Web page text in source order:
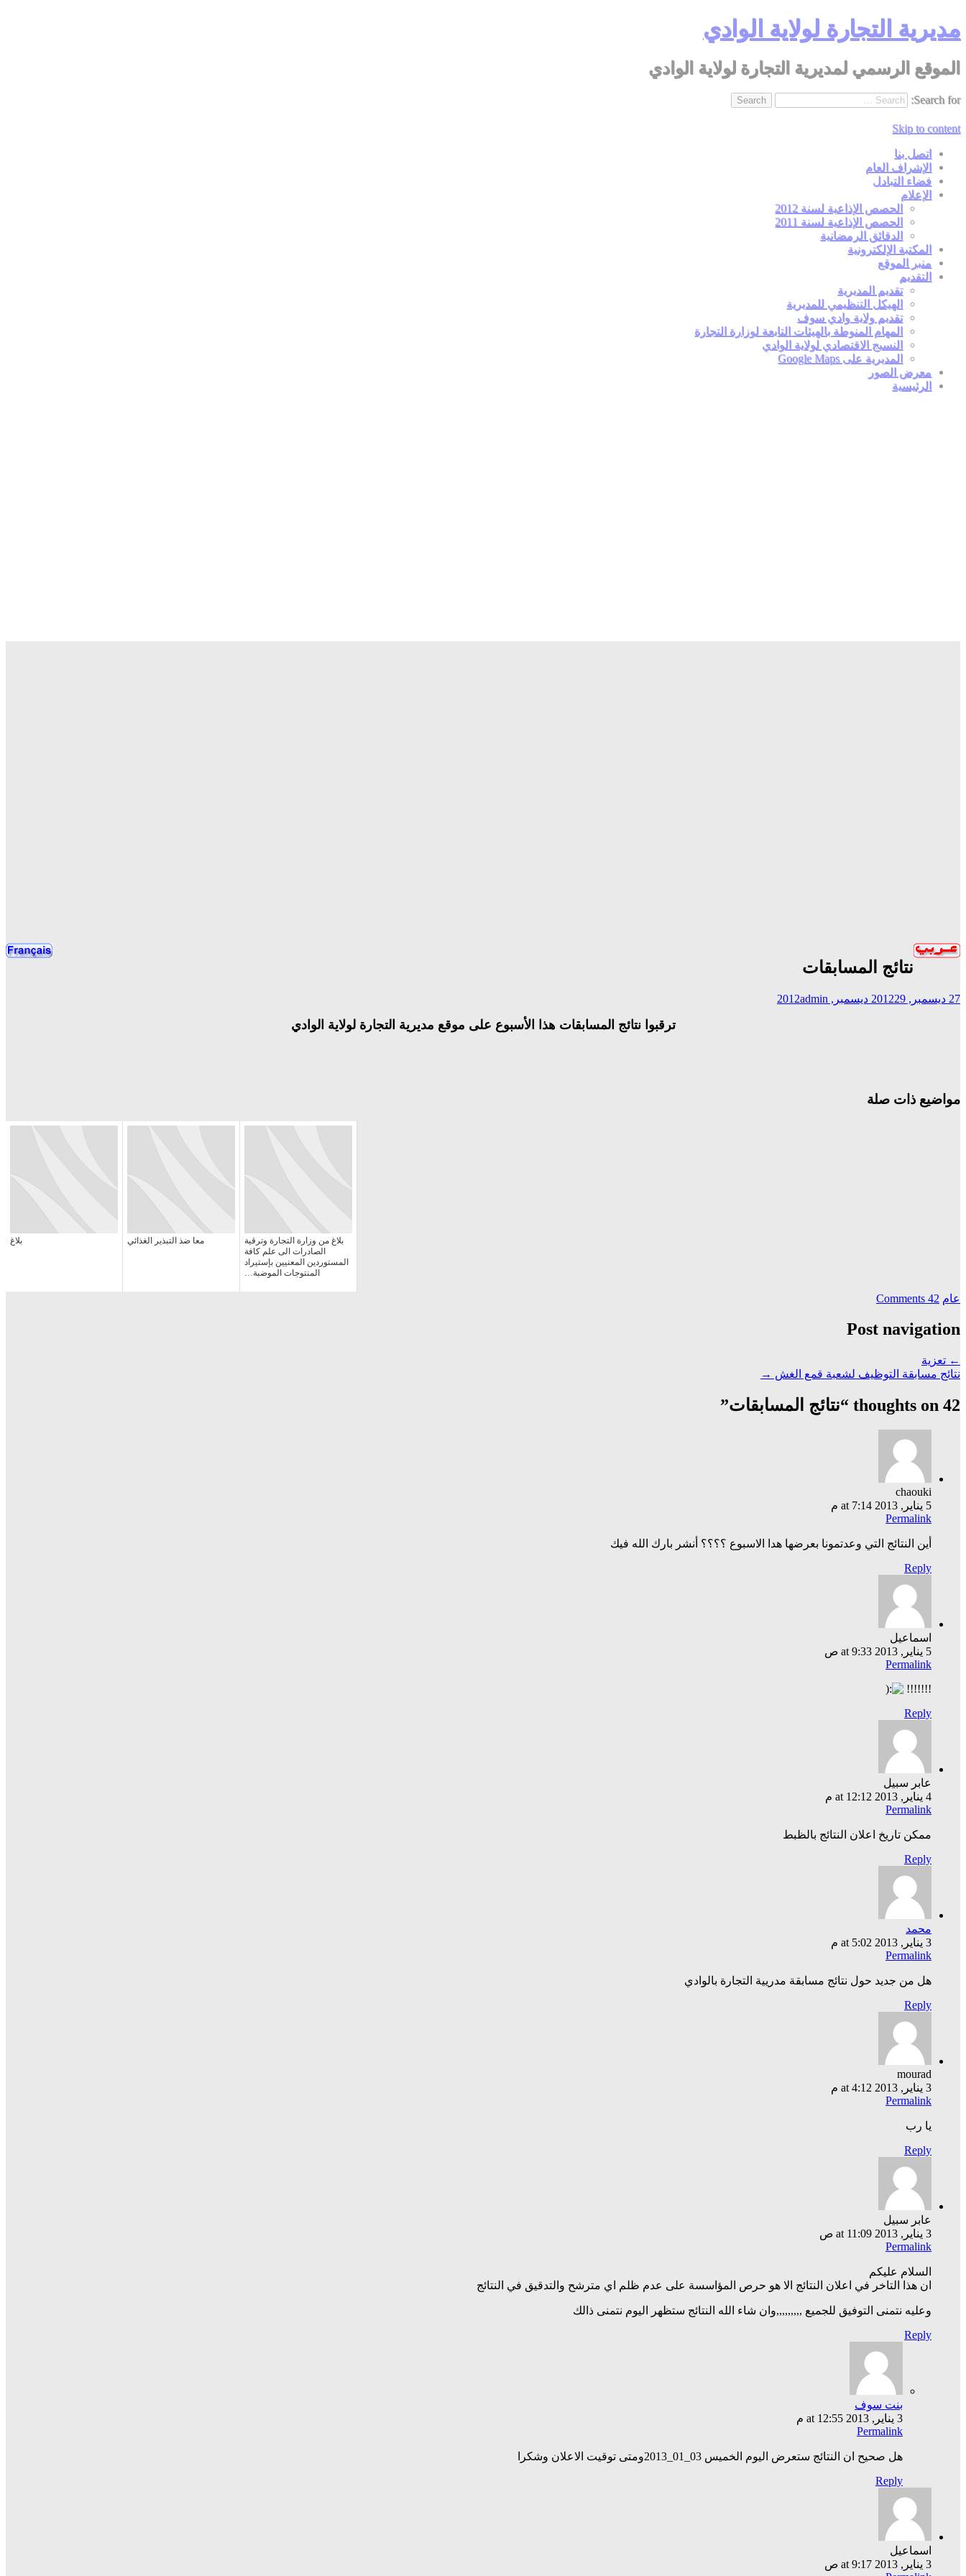
مديرية التجارة لولاية الوادي
الموقع الرسمي لمديرية التجارة لولاية الوادي
Search for:
Skip to content
اتصل بنا
الإشراف العام
فضاء التبادل
الإعلام
الحصص الإذاعية لسنة 2012
الحصص الإذاعية لسنة 2011
الدقائق الرمضانية
المكتبة الإلكترونية
منبر الموقع
التقديم
تقديم المديرية
الهيكل التنظيمي للمديرية
تقديم ولاية وادي سوف
المهام المنوطة بالهيئات التابعة لوزارة التجارة
النسيج الاقتصادي لولاية الوادي
المديرية على Google Maps
معرض الصور
الرئيسية
نتائج المسابقات
27 ديسمبر, 2012 29 ديسمبر, 2012 admin
ترقبوا نتائج المسابقات هذا الأسبوع على موقع مديرية التجارة لولاية الوادي
مواضيع ذات صلة
بلاغ معا ضذ التبذير الغذائي
بلاغ من وزارة التجارة وترقية
الصادرات الى علم كافة
المستوردين المعنيين بإستيراد
المنتوجات الموضبة…
عام 42 Comments
Post navigation
← تعزية
نتائج مسابقة التوظيف لشعبة قمع الغش →
42 thoughts on “ نتائج المسابقات”
chaouki
5 يناير, 2013 at 7:14 م
Permalink
أين النتائج التي وعدتمونا بعرضها هدا الاسبوع ؟؟؟؟ أنشر بارك الله فيك
Reply
اسماعيل
5 يناير, 2013 at 9:33 ص
Permalink
!!!!!!!
Reply
عابر سبيل
4 يناير, 2013 at 12:12 م
Permalink
ممكن تاريخ اعلان النتائج بالظبط
Reply
محمد
3 يناير, 2013 at 5:02 م
Permalink
هل من جديد حول نتائج مسابقة مدريية التجارة بالوادي
Reply
mourad
3 يناير, 2013 at 4:12 م
Permalink
يا رب
Reply
عابر سبيل
3 يناير, 2013 at 11:09 ص
Permalink
السلام عليكم
ان هذا التاخر في اعلان النتائج الا هو حرص المؤاسسة على عدم ظلم اي مترشح والتدقيق في النتائج
وعليه نتمنى التوفيق للجميع ,,,,,,,,,وان شاء الله النتائج ستظهر اليوم نتمنى ذالك
Reply
بنت سوف
3 يناير, 2013 at 12:55 م
Permalink
هل صحيح ان النتائج ستعرض اليوم الخميس 03_01_2013ومتى توقيت الاعلان وشكرا
Reply
اسماعيل
3 يناير, 2013 at 9:17 ص